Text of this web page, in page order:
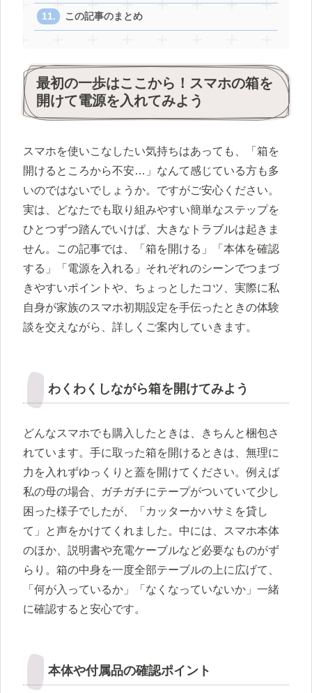
この記事のまとめ
最初の一歩はここから！スマホの箱を
開けて電源を入れてみよう
スマホを使いこなしたい気持ちはあっても、「箱を
開けるところから不安…」なんて感じている方も多
いのではないでしょうか。ですがご安心ください。
実は、どなたでも取り組みやすい簡単なステップを
ひとつずつ踏んでいけば、大きなトラブルは起きま
せん。この記事では、「箱を開ける」「本体を確認
する」「電源を入れる」それぞれのシーンでつまづ
きやすいポイントや、ちょっとしたコツ、実際に私
自身が家族のスマホ初期設定を手伝ったときの体験
談を交えながら、詳しくご案内していきます。
わくわくしながら箱を開けてみよう
どんなスマホでも購入したときは、きちんと梱包さ
れています。手に取った箱を開けるときは、無理に
力を入れずゆっくりと蓋を開けてください。例えば
私の母の場合、ガチガチにテープがついていて少し
困った様子でしたが、「カッターかハサミを貸し
て」と声をかけてくれました。中には、スマホ本体
のほか、説明書や充電ケーブルなど必要なものがず
らり。箱の中身を一度全部テーブルの上に広げて、
「何が入っているか」「なくなっていないか」一緒
に確認すると安心です。
本体や付属品の確認ポイント